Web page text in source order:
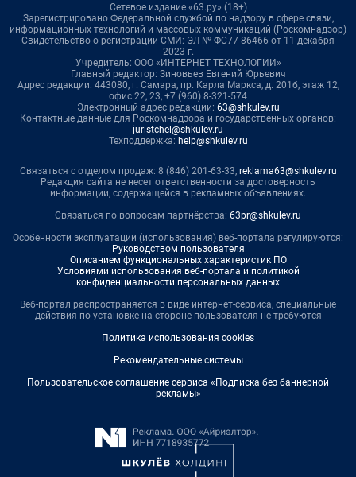
Сетевое издание «63.ру» (18+)
Зарегистрировано Федеральной службой по надзору в сфере связи,
информационных технологий и массовых коммуникаций (Роскомнадзор)
Свидетельство о регистрации СМИ: ЭЛ № ФС77-86466 от 11 декабря
2023 г.
Учредитель: ООО «ИНТЕРНЕТ ТЕХНОЛОГИИ»
Главный редактор: Зиновьев Евгений Юрьевич
Адрес редакции: 443080, г. Самара, пр. Карла Маркса, д. 201б, этаж 12,
офис 22, 23, +7 (960) 8-321-574
Электронный адрес редакции: 63@shkulev.ru
Контактные данные для Роскомнадзора и государственных органов:
juristchel@shkulev.ru
Техподдержка: help@shkulev.ru
Связаться с отделом продаж: 8 (846) 201-63-33, reklama63@shkulev.ru
Редакция сайта не несет ответственности за достоверность
информации, содержащейся в рекламных объявлениях.
Связаться по вопросам партнёрства: 63pr@shkulev.ru
Особенности эксплуатации (использования) веб-портала регулируются:
Руководством пользователя
Описанием функциональных характеристик ПО
Условиями использования веб-портала и политикой
конфиденциальности персональных данных
Веб-портал распространяется в виде интернет-сервиса, специальные
действия по установке на стороне пользователя не требуются
Политика использования cookies
Рекомендательные системы
Пользовательское соглашение сервиса «Подписка без баннерной
рекламы»